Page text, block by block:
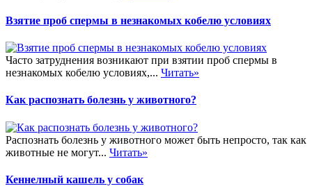
Взятие проб спермы в незнакомых кобелю условиях
Часто затруднения возникают при взятии проб спермы в
незнакомых кобелю условиях,... Читать»
Как распознать болезнь у животного?
Распознать болезнь у животного может быть непросто, так как
животные не могут... Читать»
Кеннелный кашель у собак